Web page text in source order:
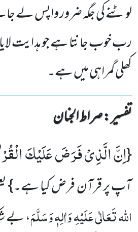
لوٹنے کی جگہ ضرور واپس لے
رب خوب جانتا ہے جو ہدایت
کھلی گمراہی میں ہے۔
تفسیر : ‎صراط الجنان
{اِنَّ الَّذِیْ فَرَضَ عَلَیْكَ
آپ پر قرآن فرض کیا ہے۔}
اللہ تَعَالٰی عَلَیْہِ وَاٰلِہٖ وَسَلَّمَ، بے